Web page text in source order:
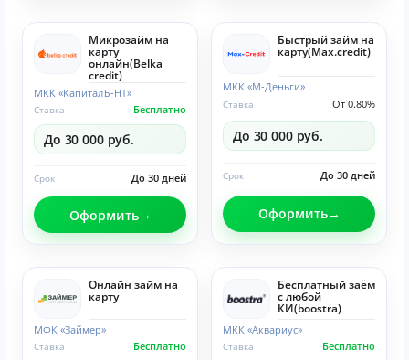
Микрозайм на
карту
онлайн(Belka
credit)
МКК «КапиталЪ-НТ»
Бесплатно
Ставка
До 30 000 руб.
До 30 дней
Срок
Оформить
Быстрый займ на
карту(Max.credit)
МКК «М-Деньги»
От 0.80%
Ставка
До 30 000 руб.
До 30 дней
Срок
Оформить
Онлайн займ на
карту
МФК «Займер»
Бесплатно
Ставка
Бесплатный заём
с любой
КИ(boostra)
МКК «Аквариус»
Бесплатно
Ставка